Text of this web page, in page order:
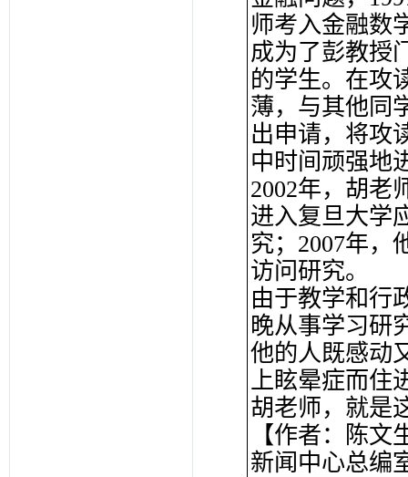
师考入金融数
成为了彭教授
的学生。在攻
薄，与其他同
出申请，将攻
中时间顽强地
2002年，胡老
进入复旦大学
究；2007年，
访问研究。
由于教学和行
晚从事学习研
他的人既感动
上眩晕症而住
胡老师，就是
【作者：陈
新闻中心总编